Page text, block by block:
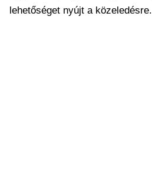
lehetőséget nyújt a közeledésre.